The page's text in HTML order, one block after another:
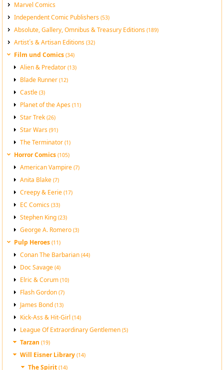
Marvel Comics
Independent Comic Publishers(53)
Absolute, Gallery, Omnibus & Treasury Editions(189)
Artist´s & Artisan Editions(32)
Film und Comics(34)
Alien & Predator(13)
Blade Runner(12)
Castle(3)
Planet of the Apes(11)
Star Trek(26)
Star Wars(91)
The Terminator(1)
Horror Comics(105)
American Vampire(7)
Anita Blake(7)
Creepy & Eerie(17)
EC Comics(33)
Stephen King(23)
George A. Romero(3)
Pulp Heroes(11)
Conan The Barbarian(44)
Doc Savage(4)
Elric & Corum(10)
Flash Gordon(7)
James Bond(13)
Kick-Ass & Hit-Girl(14)
League Of Extraordinary Gentlemen(5)
Tarzan(19)
Will Eisner Library(14)
The Spirit(14)